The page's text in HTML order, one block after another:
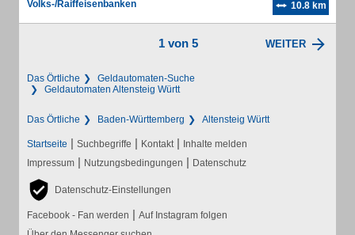
Volks-/Raiffeisenbanken 10.8 km
1 von 5 WEITER
Das Örtliche
Geldautomaten-Suche
Geldautomaten Altensteig Württ
Das Örtliche Baden-Württemberg Altensteig Württ
Startseite | Suchbegriffe | Kontakt | Inhalte melden
Impressum | Nutzungsbedingungen | Datenschutz
Datenschutz-Einstellungen
Facebook - Fan werden | Auf Instagram folgen